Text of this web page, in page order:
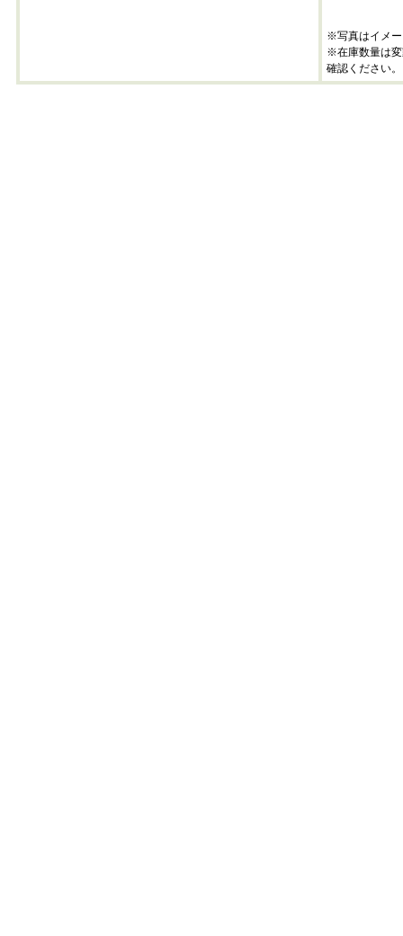
※写真はイメ
※在庫数量は変
確認ください。